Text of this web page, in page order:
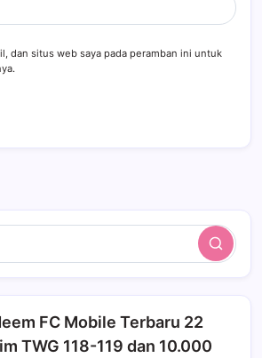
dan situs web saya pada peramban ini untuk
Search
FC Mobile Terbaru 22
TWG 118-119 dan 10.000